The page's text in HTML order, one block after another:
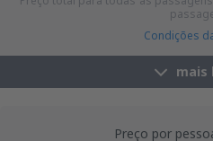
Condições
mais
Preço por